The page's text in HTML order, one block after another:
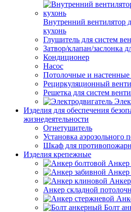
Внутренний вентилятор
кухонь
Глушитель для систем
Затвор/клапан/заслонка
Кондиционер
Насос
Потолочные и настенные
Рециркуляционный
Решетка для систем
Изделия для обеспечения
жизнедеятельности
Огнетушитель
Установка аэрозольного
Шкаф для
Изделия крепежные
Анкер
Анкер
Анкер складной
Болт